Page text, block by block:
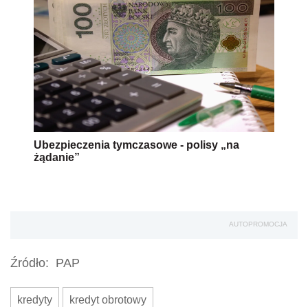
Ubezpieczenia tymczasowe - polisy „na
żądanie”
AUTOPROMOCJA
Źródło: PAP
kredyty kredyt obrotowy